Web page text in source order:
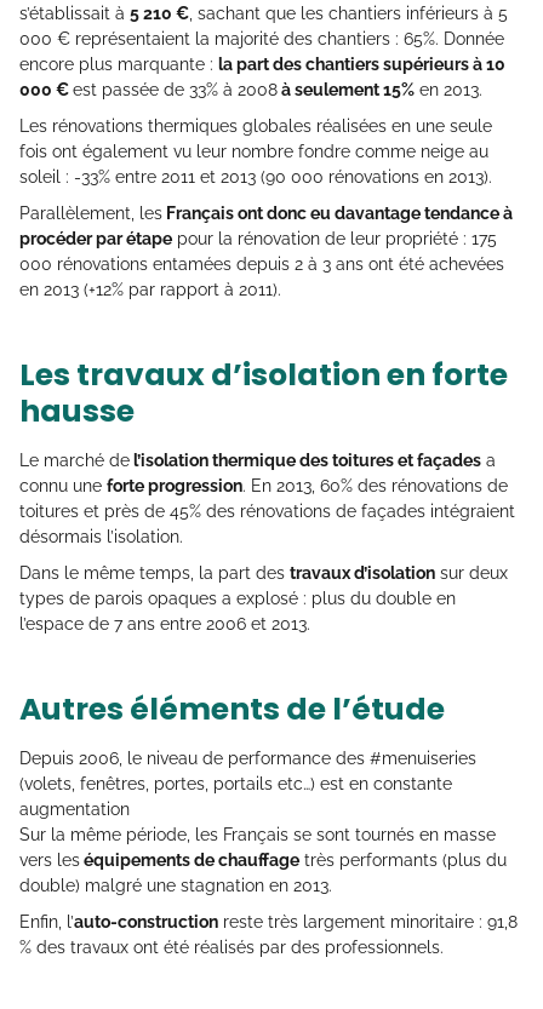
s’établissait à 5 210 €, sachant que les chantiers inférieurs à 5
000 € représentaient la majorité des chantiers : 65%. Donnée
encore plus marquante : la part des chantiers supérieurs à 10
000 €est passée de 33% à 2008à seulement 15% en 2013.
Les rénovations thermiques globales réalisées en une seule
fois ont également vu leur nombre fondre comme neige au
soleil : -33% entre 2011 et 2013 (90 000 rénovations en 2013).
Parallèlement, les Français ont donc eu davantage tendance à
procéder par étape pour la rénovation de leur propriété : 175
000 rénovations entamées depuis 2 à 3 ans ont été achevées
en 2013 (+12% par rapport à 2011).
Les travaux d’isolation en forte
hausse
Le marché del’isolation thermique des toitures et façades a
connu une forte progression. En 2013, 60% des rénovations de
toitures et près de 45% des rénovations de façades intégraient
désormais l’isolation.
Dans le même temps, la part des travaux d’isolation sur deux
types de parois opaques a explosé : plus du double en
l’espace de 7 ans entre 2006 et 2013.
Autres éléments de l’étude
Depuis 2006, le niveau de performance des #menuiseries
(volets, fenêtres, portes, portails etc…) est en constante
augmentation
Sur la même période, les Français se sont tournés en masse
vers leséquipements de chauffage très performants (plus du
double) malgré une stagnation en 2013.
Enfin, l’auto-construction reste très largement minoritaire : 91,8
% des travaux ont été réalisés par des professionnels.